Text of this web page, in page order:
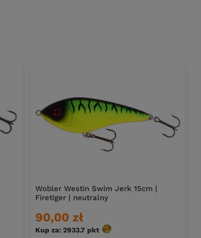
Wobler Westin Swim Jerk 15cm |
Firetiger | neutralny
90,00 zł
Kup za: 2933.7 pktpunktów